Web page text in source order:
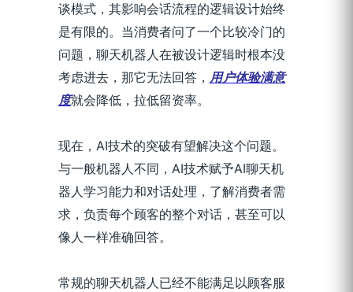
谈模式，其影响会话流程的逻辑设计始终
是有限的。当消费者问了一个比较冷门的
问题，聊天机器人在被设计逻辑时根本没
考虑进去，那它无法回答， 用户体验满意
度就会降低，拉低留资率。
现在，AI技术的突破有望解决这个问题。
与一般机器人不同，AI技术赋予AI聊天机
器人学习能力和对话处理，了解消费者需
求，负责每个顾客的整个对话，甚至可以
像人一样准确回答。
常规的聊天机器人已经不能满足以顾客服